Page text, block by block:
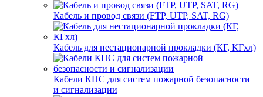
Кабель и провод связи (FTP, UTP, SAT, RG)
Кабель для нестационарной прокладки (КГ, КГхл)
Кабели КПС для систем пожарной безопасности
и сигнализации